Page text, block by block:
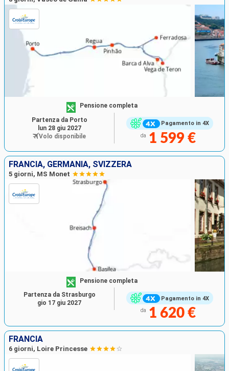
Pagamento in 4X
Pensione completa
da 1 599 €
Partenza da Porto
lun 28 giu 2027
Volo disponibile
FRANCIA, GERMANIA, SVIZZERA
5 giorni, MS Monet
Pagamento in 4X
Pensione completa
da 1 620 €
Partenza da Strasburgo
gio 17 giu 2027
FRANCIA
6 giorni, Loire Princesse